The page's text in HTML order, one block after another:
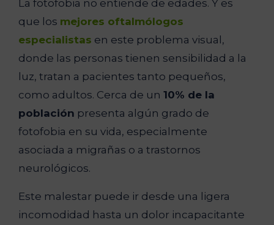
La fotofobia no entiende de edades. Y es
que los mejores oftalmólogos
especialistas en este problema visual,
donde las personas tienen sensibilidad a la
luz, tratan a pacientes tanto pequeños,
como adultos. Cerca de un 10% de la
población presenta algún grado de
fotofobia en su vida, especialmente
asociada a migrañas o a trastornos
neurológicos.
Este malestar puede ir desde una ligera
incomodidad hasta un dolor incapacitante